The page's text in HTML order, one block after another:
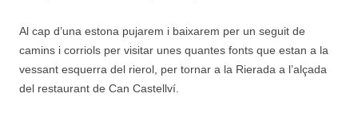
Al cap d’una estona pujarem i baixarem per un seguit de
camins i corriols per visitar unes quantes fonts que estan a la
vessant esquerra del rierol, per tornar a la Rierada a l’alçada
del restaurant de Can Castellví.